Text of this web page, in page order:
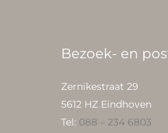
Bezoek- en
Zernikestraat 29
5612 HZ Eindhoven
Tel: 088 – 234 6803